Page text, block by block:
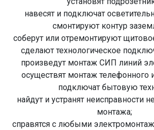
навесят и подключат
смонтируют контур
соберут или отремонтируют
сделают технологическое
произведут монтаж СИП линий
осуществят монтаж телефонного
подключат бытовую
найдут и устранят неисправности
монтажа;
справятся с любыми